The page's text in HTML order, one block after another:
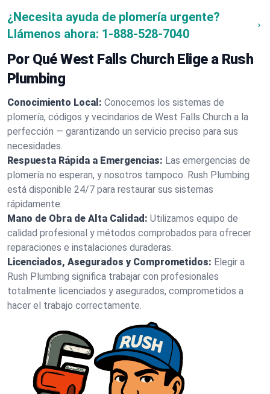
¿Necesita ayuda de plomería urgente?
Llámenos ahora: 1-888-528-7040
Por Qué West Falls Church Elige a Rush
Plumbing
Conocimiento Local: Conocemos los sistemas de
plomería, códigos y vecindarios de West Falls Church a la
perfección — garantizando un servicio preciso para sus
necesidades.
Respuesta Rápida a Emergencias: Las emergencias de
plomería no esperan, y nosotros tampoco. Rush Plumbing
está disponible 24/7 para restaurar sus sistemas
rápidamente.
Mano de Obra de Alta Calidad: Utilizamos equipo de
calidad profesional y métodos comprobados para ofrecer
reparaciones e instalaciones duraderas.
Licenciados, Asegurados y Comprometidos: Elegir a
Rush Plumbing significa trabajar con profesionales
totalmente licenciados y asegurados, comprometidos a
hacer el trabajo correctamente.